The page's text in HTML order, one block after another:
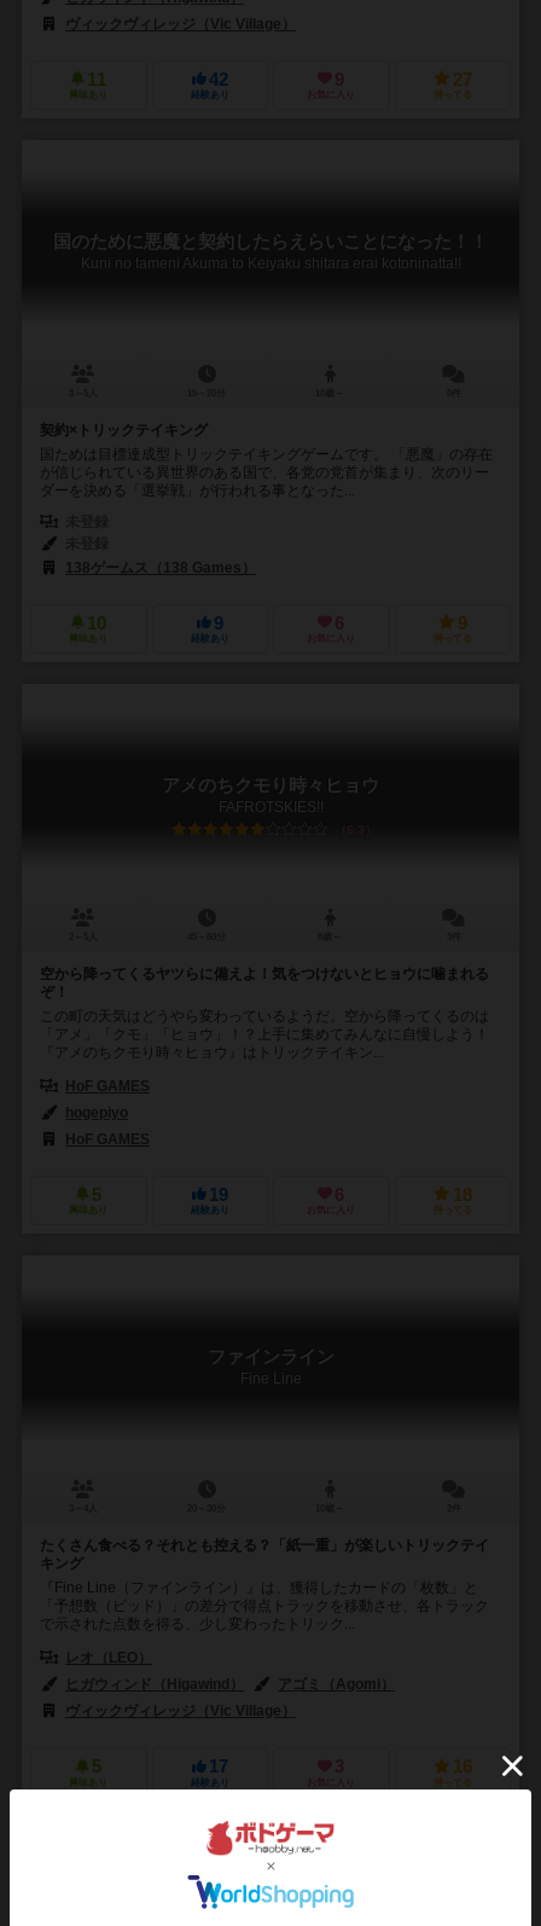
ヴィックヴィレッジ（Vic Village）
11
興味あり
42
経験あり
9
お気に入り
27
持ってる
国のために悪魔と契約したらえらいことになった！！
Kuni no tameni Akuma to Keiyaku shitara erai kotoninatta!!
契約×トリックテイキング
国ためは目標達成型トリックテイキングゲームです。 「悪魔」の存在
が信じられている異世界のある国で、各党の党首が集まり、次のリー
ダーを決める「選挙戦」が行われる事となった...
138ゲームス（138 Games）
10
興味あり
9
経験あり
6
お気に入り
9
持ってる
アメのちクモり時々ヒョウ
FAFROTSKIES!!
6.3
空から降ってくるヤツらに備えよ！気をつけないとヒョウに噛まれる
ぞ！
この町の天気はどうやら変わっているようだ。空から降ってくるのは
「アメ」「クモ」「ヒョウ」！？上手に集めてみんなに自慢しよう！
『アメのちクモり時々ヒョウ』はトリックテイキン...
HoF GAMES
hogepiyo
HoF GAMES
5
興味あり
19
経験あり
6
お気に入り
18
持ってる
ファインライン
Fine Line
たくさん食べる？それとも控える？「紙一重」が楽しいトリックテイ
キング
『Fine Line（ファインライン）』は、獲得したカードの「枚数」と
「予想数（ビッド）」の差分で得点トラックを移動させ、各トラック
で示された点数を得る、少し変わったトリック...
レオ（LEO）
ヒガウィンド（Higawind）
アゴミ（Agomi）
ヴィックヴィレッジ（Vic Village）
5
興味あり
17
経験あり
3
お気に入り
16
持ってる